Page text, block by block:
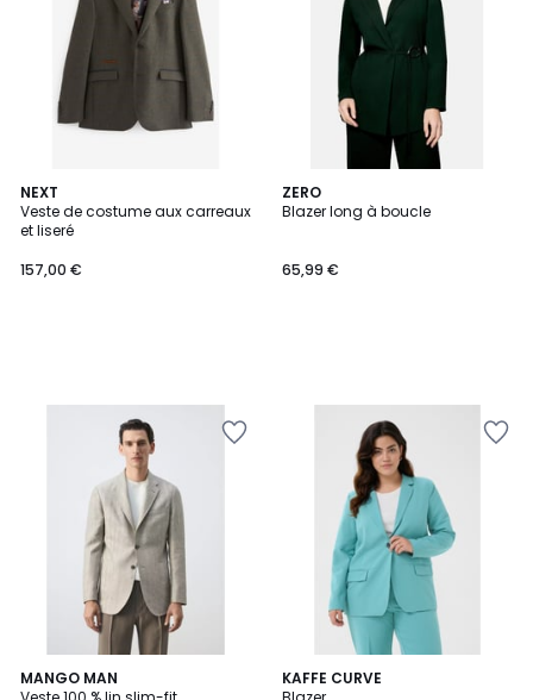
NEXT
Veste de costume aux carreaux
et liseré
157,00 €
ZERO
Blazer long à boucle
65,99 €
MANGO MAN
KAFFE CURVE
4